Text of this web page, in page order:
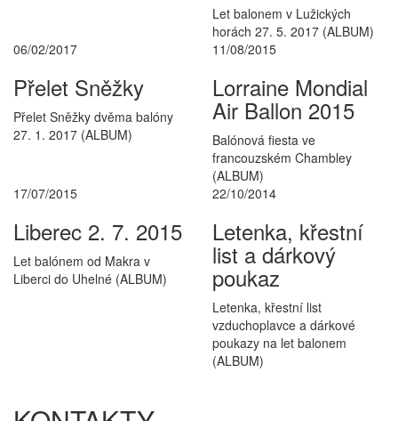
Let balonem v Lužických
horách 27. 5. 2017 (ALBUM)
06/02/2017
Přelet Sněžky
Přelet Sněžky dvěma balóny
27. 1. 2017 (ALBUM)
11/08/2015
Lorraine Mondial
Air Ballon 2015
Balónová fiesta ve
francouzském Chambley
(ALBUM)
17/07/2015
Liberec 2. 7. 2015
Let balónem od Makra v
Liberci do Uhelné (ALBUM)
22/10/2014
Letenka, křestní
list a dárkový
poukaz
Letenka, křestní list
vzduchoplavce a dárkové
poukazy na let balonem
(ALBUM)